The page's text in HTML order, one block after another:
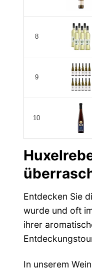
8
9
10
Entdecken Sie
wurde und oft
ihrer
In unserem